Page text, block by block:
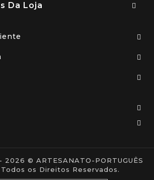
Da Loja
2026 © ARTESANATO-PORTUGUÊS
Todos os Direitos Reservados.